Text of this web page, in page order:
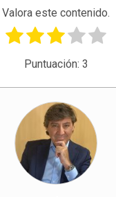
Valora este contenido.
Puntuación: 3